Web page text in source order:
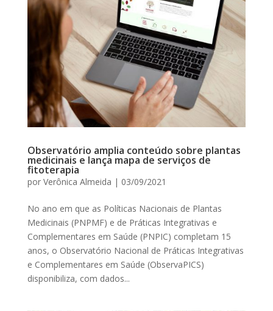
Observatório amplia conteúdo sobre plantas
medicinais e lança mapa de serviços de
fitoterapia
por Verônica Almeida | 03/09/2021
No ano em que as Políticas Nacionais de Plantas
Medicinais (PNPMF) e de Práticas Integrativas e
Complementares em Saúde (PNPIC) completam 15
anos, o Observatório Nacional de Práticas Integrativas
e Complementares em Saúde (ObservaPICS)
disponibiliza, com dados...